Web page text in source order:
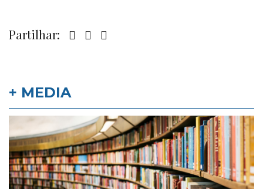
Partilhar:
+ MEDIA